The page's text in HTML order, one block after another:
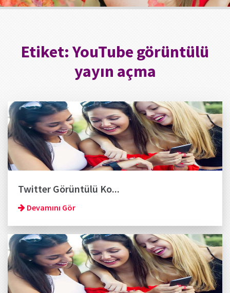
Etiket:YouTube görüntülü
yayın açma
Twitter Görüntülü Ko...
Devamını Gör